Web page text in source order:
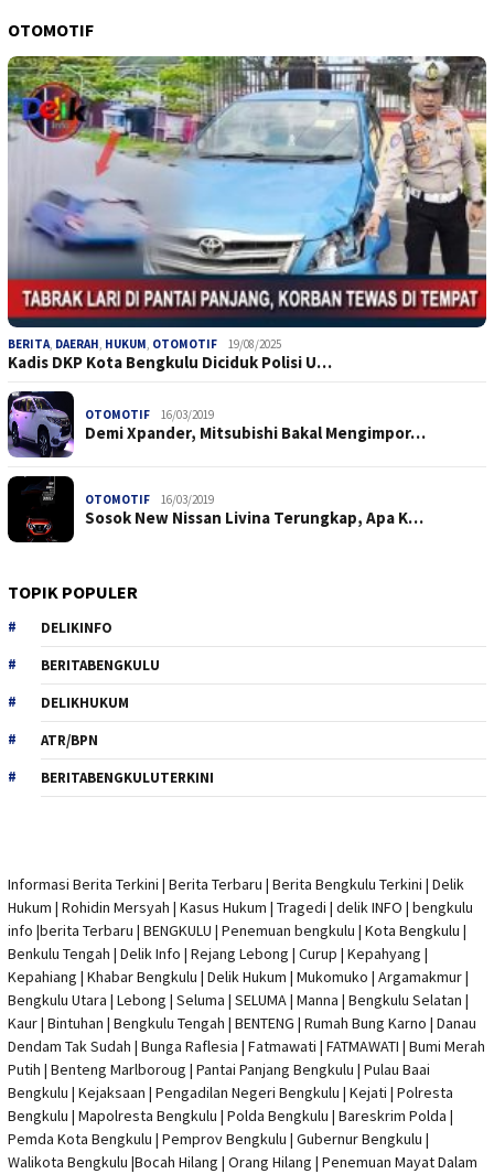
OTOMOTIF
BERITA, DAERAH, HUKUM, OTOMOTIF 19/08/2025
Kadis DKP Kota Bengkulu Diciduk Polisi U…
OTOMOTIF 16/03/2019
Demi Xpander, Mitsubishi Bakal Mengimpor…
OTOMOTIF 16/03/2019
Sosok New Nissan Livina Terungkap, Apa K…
TOPIK POPULER
DELIKINFO
BERITABENGKULU
DELIKHUKUM
ATR/BPN
BERITABENGKULUTERKINI
Informasi Berita Terkini | Berita Terbaru | Berita Bengkulu Terkini | Delik
Hukum | Rohidin Mersyah | Kasus Hukum | Tragedi | delik INFO | bengkulu
info |berita Terbaru | BENGKULU | Penemuan bengkulu | Kota Bengkulu |
Benkulu Tengah | Delik Info | Rejang Lebong | Curup | Kepahyang |
Kepahiang | Khabar Bengkulu | Delik Hukum | Mukomuko | Argamakmur |
Bengkulu Utara | Lebong | Seluma | SELUMA | Manna | Bengkulu Selatan |
Kaur | Bintuhan | Bengkulu Tengah | BENTENG | Rumah Bung Karno | Danau
Dendam Tak Sudah | Bunga Raflesia | Fatmawati | FATMAWATI | Bumi Merah
Putih | Benteng Marlboroug | Pantai Panjang Bengkulu | Pulau Baai
Bengkulu | Kejaksaan | Pengadilan Negeri Bengkulu | Kejati | Polresta
Bengkulu | Mapolresta Bengkulu | Polda Bengkulu | Bareskrim Polda |
Pemda Kota Bengkulu | Pemprov Bengkulu | Gubernur Bengkulu |
Walikota Bengkulu |Bocah Hilang | Orang Hilang | Penemuan Mayat Dalam